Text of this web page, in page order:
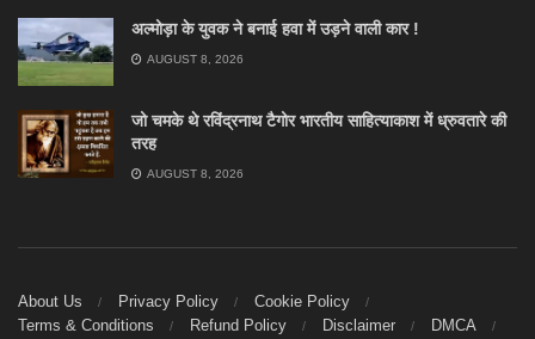
अल्मोड़ा के युवक ने बनाई हवा में उड़ने वाली कार !
AUGUST 8, 2026
जो चमके थे रविंद्रनाथ टैगोर भारतीय साहित्याकाश में ध्रुवतारे की
तरह
AUGUST 8, 2026
About Us Privacy Policy
Cookie Policy
Terms & Conditions
Refund Policy Disclaimer
DMCA